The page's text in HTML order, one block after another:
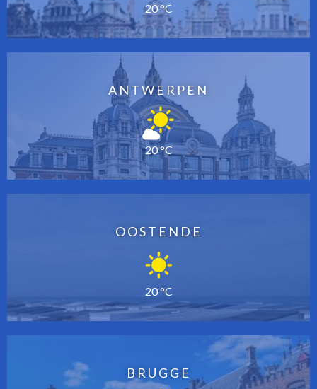
20 °C
ANTWERPEN
20 °C
OOSTENDE
20 °C
BRUGGE